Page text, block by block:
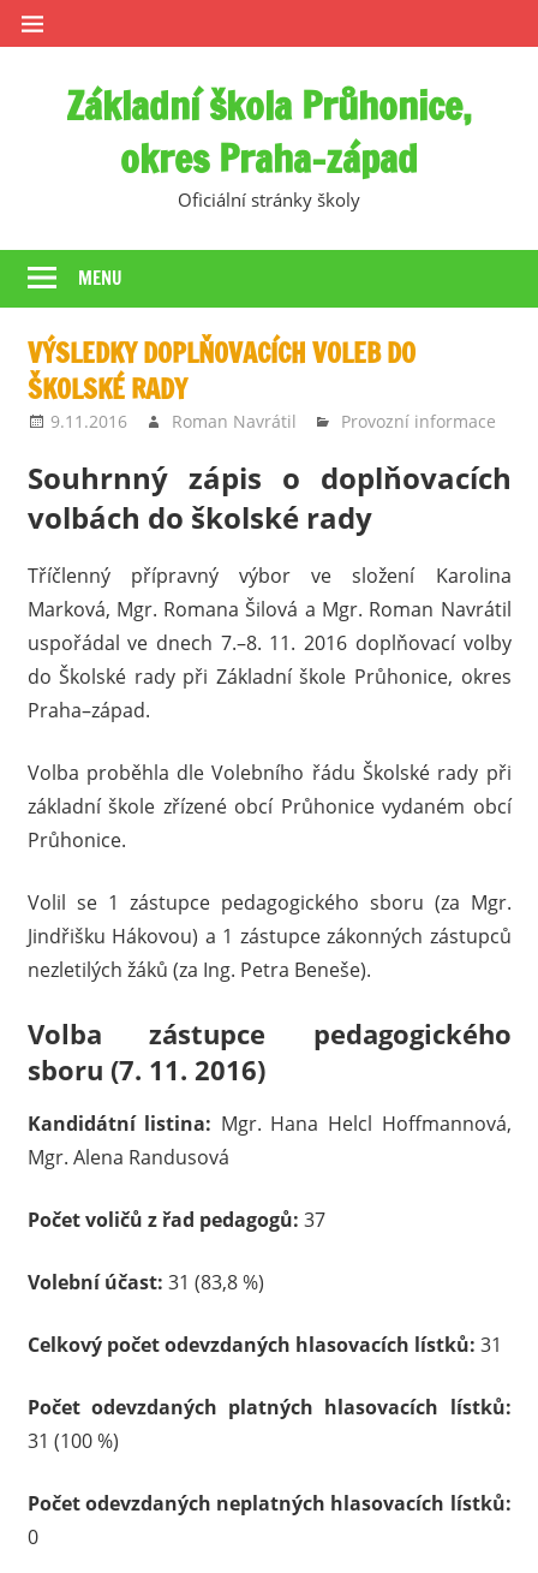
Skip
to
Základní škola Průhonice,
okres Praha-západ
Oficiální stránky školy
MENU
VÝSLEDKY DOPLŇOVACÍCH VOLEB DO
ŠKOLSKÉ RADY
9.11.2016 Roman Navrátil Provozní informace
Souhrnný zápis o doplňovacích
volbách do školské rady
Tříčlenný přípravný výbor ve složení Karolina
Marková, Mgr. Romana Šilová a Mgr. Roman Navrátil
uspořádal ve dnech 7.–8. 11. 2016 doplňovací volby
do Školské rady při Základní škole Průhonice, okres
Praha–západ.
Volba proběhla dle Volebního řádu Školské rady při
základní škole zřízené obcí Průhonice vydaném obcí
Průhonice.
Volil se 1 zástupce pedagogického sboru (za Mgr.
Jindřišku Hákovou) a 1 zástupce zákonných zástupců
nezletilých žáků (za Ing. Petra Beneše).
Volba zástupce pedagogického
sboru (7. 11. 2016)
Kandidátní listina: Mgr. Hana Helcl Hoffmannová,
Mgr. Alena Randusová
Počet voličů z řad pedagogů: 37
Volební účast: 31 (83,8 %)
Celkový počet odevzdaných hlasovacích lístků: 31
Počet odevzdaných platných hlasovacích lístků:
31 (100 %)
Počet odevzdaných neplatných hlasovacích lístků:
0